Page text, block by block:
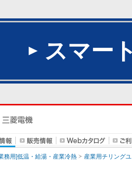
スマー
務用]低温・給湯・産業冷熱 産業用チリング